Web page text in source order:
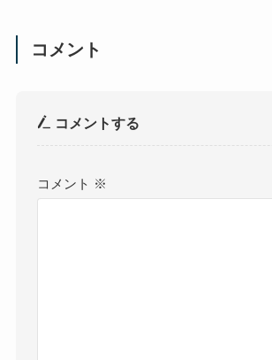
コメント
コメントする
コメント ※